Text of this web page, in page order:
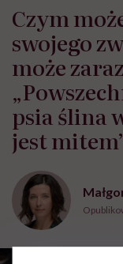
Czym
swojego
może
psia ślina
jest